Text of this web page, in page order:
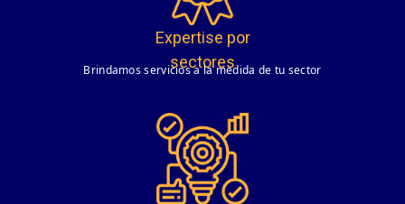
Expertise por
sectores
Brindamos servicios a la medida de tu sector